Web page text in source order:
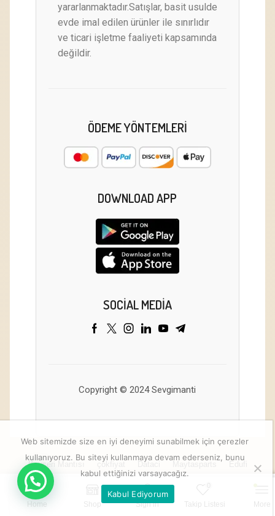
yararlanmaktadır.Satışlar, basit usulde
evde imal edilen ürünler ile sınırlıdır
ve ticari işletme faaliyeti kapsamında
değildir.
ÖDEME YÖNTEMLERI
DOWNLOAD APP
SOCIAL MEDIA
Copyright © 2024 Sevgimanti
Sepete Ekle
Home Shop Sign in Takip Listesi More
Kayseri Mantısı çokfiyat Dataci
Web sitemizde size en iyi deneyimi sunabilmek için çerezler
kullanıyoruz. Bu siteyi kullanmaya devam ederseniz, bunu
kabul ettiğinizi varsayacağız.
Kabul Ediyorum